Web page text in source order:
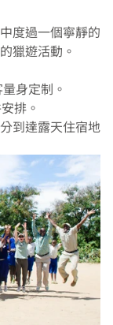
度過一個寧靜的
獵遊活動。
身定制。
排。
到達露天住宿地